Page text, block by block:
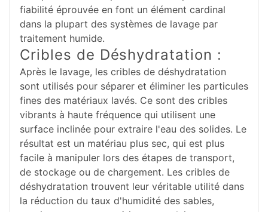
fiabilité éprouvée en font un élément cardinal
dans la plupart des systèmes de lavage par
traitement humide.
Cribles de Déshydratation :
Après le lavage, les cribles de déshydratation
sont utilisés pour séparer et éliminer les particules
fines des matériaux lavés. Ce sont des cribles
vibrants à haute fréquence qui utilisent une
surface inclinée pour extraire l'eau des solides. Le
résultat est un matériau plus sec, qui est plus
facile à manipuler lors des étapes de transport,
de stockage ou de chargement. Les cribles de
déshydratation trouvent leur véritable utilité dans
la réduction du taux d'humidité des sables,